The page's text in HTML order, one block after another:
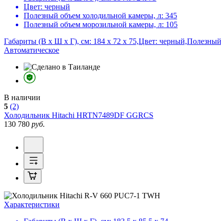
Цвет: черный
Полезный объем холодильной камеры, л: 345
Полезный объем морозильной камеры, л: 105
Габариты (В х Ш х Г), см: 184 х 72 х 75,Цвет:
Автоматическое
В наличии
5 (2)
Холодильник Hitachi HRTN7489DF GGRCS
130 780 руб.
Характеристики